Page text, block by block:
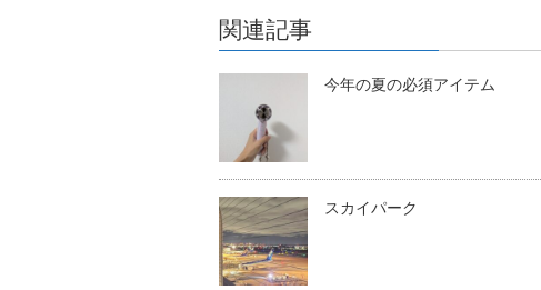
関連記事
今年の夏の必須アイテム
スカイパーク